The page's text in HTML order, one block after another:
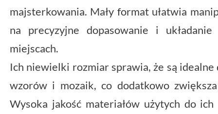
majsterkowania. Mały format ułatwia
na precyzyjne dopasowanie i
miejscach.
Ich niewielki rozmiar sprawia, że są
wzorów i mozaik, co dodatkowo
Wysoka jakość materiałów użytych do